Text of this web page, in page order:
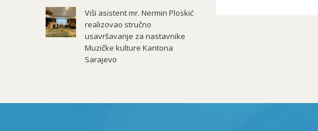
Viši asistent mr. Nermin Ploskić
realizovao stručno
usavršavanje za nastavnike
Muzičke kulture Kantona
Sarajevo